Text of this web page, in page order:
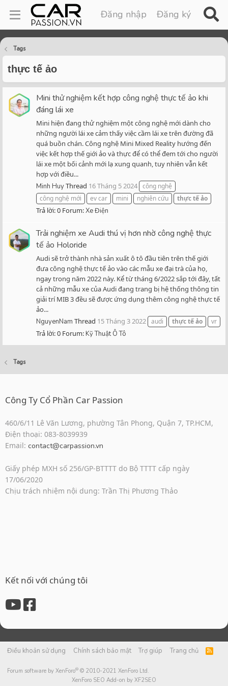
Đăng nhập Đăng ký
Tags
thực tế ảo
Mini thử nghiệm kết hợp công nghệ thực tế ảo khi
đáng lái xe
Mini hiện đang thử nghiệm một công nghệ mới dành cho
những người lái xe cảm thấy việc cầm lái xe trên đường đã
quá buồn chán. Công nghệ Mini Mixed Reality hướng đến
việc kết hợp thế giới ảo và thực để có thể đem tới cho người
lái xe một bối cảnh mới lạ xung quanh, tuy nhiên vẫn kết
hợp với điều...
Minh HuyThread 16 Tháng 5 2024 công nghệ
công nghệ mới
ev car mini nghiên cứu thựctếảo
Trả lời: 0 Forum:Xe Điện
Trải nghiệm xe Audi thú vị hơn nhờ công nghệ thực
tế ảo Holoride
Audi sẽ trở thành nhà sản xuất ô tô đầu tiên trên thế giới
đưa công nghệ thực tế ảo vào các mẫu xe đại trà của họ,
ngay trong năm 2022 này. Kể từ tháng 6/2022 sắp tới đây, tất
cả những mẫu xe của Audi đang trang bị hệ thống thông tin
giải trí MIB 3 đều sẽ được ứng dụng thêm công nghệ thực tế
ảo...
NguyenNam Thread 15 Tháng 3 2022 audi thựctếảo vr
Trả lời: 0 Forum:Kỹ Thuật Ô Tô
Tags
Công Ty Cổ Phần Car Passion
460/6/11 Lê Văn Lương, phường Tân Phong, Quận 7, TP.HCM,
Điện thoại: 083-8039939
Email: contact@carpassion.vn
Giấy phép MXH số 256/GP-BTTTT do Bộ TTTT cấp ngày
17/06/2020
Chịu trách nhiệm nội dung: Trần Thị Phương Thảo
Kết nối với chúng tôi
Điều khoản sử dụng Chính sách bảo mật Trợ giúp Trang chủ
R
S
Forum software by XenForo® © 2010-2021 XenForo Ltd.
XenForo SEO Add-on by XF2SEO